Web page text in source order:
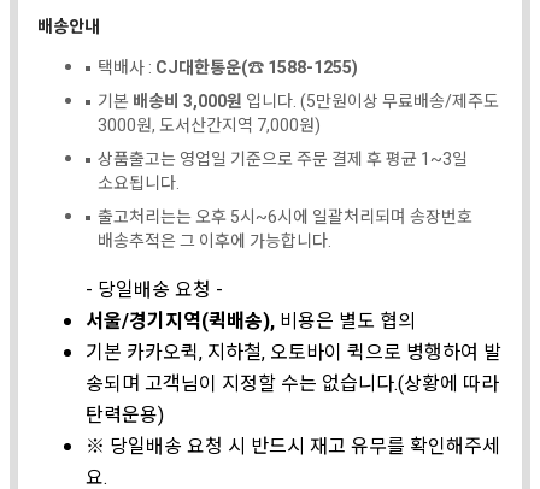
배송안내
택배사 : CJ대한통운(☎ 1588-1255)
기본 배송비 3,000원 입니다. (5만원이상 무료배송/제주도
3000원, 도서산간지역 7,000원)
상품출고는 영업일 기준으로 주문 결제 후 평균 1~3일
소요됩니다.
출고처리는는 오후 5시~6시에 일괄처리되며 송장번호
배송추적은 그 이후에 가능합니다.
- 당일배송 요청 -
서울/경기지역(퀵배송), 비용은 별도 협의
기본 카카오퀵, 지하철, 오토바이 퀵으로 병행하여 발
송되며 고객님이 지정할 수는 없습니다.(상황에 따라
탄력운용)
※ 당일배송 요청 시 반드시 재고 유무를 확인해주세
요.